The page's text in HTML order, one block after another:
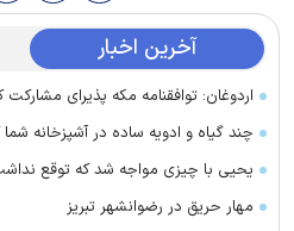
آخرین اخبار
اردوغان: توافقنامه مکه پذیرای
چند گیاه و ادویه ساده در آشپزخانه
یحیی با چیزی مواجه شد که توقع
مهار حریق در رضوانشهر تبریز